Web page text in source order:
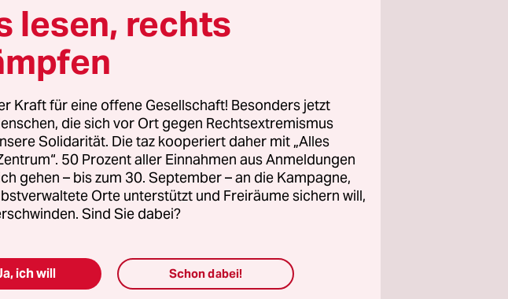
Sie sollen nichts weniger
wir Fisch essen. Gerade liegen
angerichtet, im Laborlicht des
Institut Lübeck. Ende des
servieren. Nächstes Jahr
Branche geht und die
der noch nie
lesen, rechts
Kraft für eine offene Gesellschaft! Besonders jetzt
die sich vor Ort gegen Rechtsextremismus
Solidarität. Die taz kooperiert daher mit „Alles
50 Prozent aller Einnahmen aus Anmeldungen
gehen – bis zum 30. September – an die Kampagne,
Orte unterstützt und Freiräume sichern will,
Sind Sie dabei?
ich will Schon dabei!